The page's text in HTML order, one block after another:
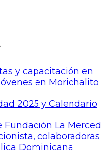
y capacitación en
en Morichalito
2025 y Calendario
Fundación La Merced
colaboradoras
Dominicana